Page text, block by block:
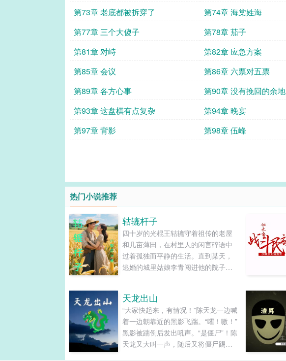
了？
第73章 老底都被拆穿了
第74章 海棠姓海
第77章 三个大傻子
第78章 茄子
第81章 对峙
第82章 应急方案
第85章 会议
第86章 六票对五票
第89章 各方心事
第90章 没有挽回的余地
第93章 这盘棋有点复杂
第94章 晚宴
第97章 背影
第98章 伍峰
热门小说推荐
轱辘杆子
四十岁的光棍王轱辘守着祖传的老屋
和几亩薄田，在村里人的闲言碎语中
过着孤独而平静的生活。直到某天，
逃婚的城里姑娘李青闯进他的院子，
偏远山村。起初，两个世界的人摩擦
不断，但共同生活让彼此渐渐靠近。
然而，流言蜚语、世俗偏见，以及李
青未婚夫的突然出现，让这段纯......
天龙出山
“大家快起来，有情况！”陈天龙一边喊
着一边朝靠近的黑影飞踹。“嚯！嗷！”
黑影被踹倒后发出吼声。“是僵尸”！陈
天龙又大叫一声，随后又将僵尸踢翻